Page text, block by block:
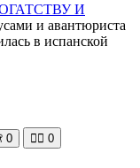
И
и авантюриста
в испанской
0 🧘‍♀️ 0